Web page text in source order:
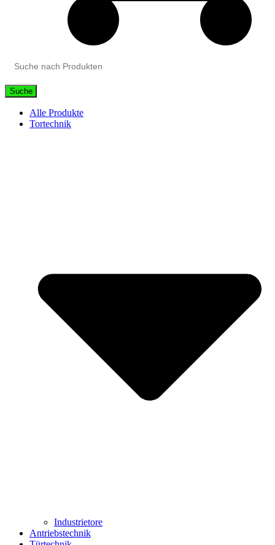
Suche
Alle Produkte
Tortechnik
Industrietore
Antriebstechnik